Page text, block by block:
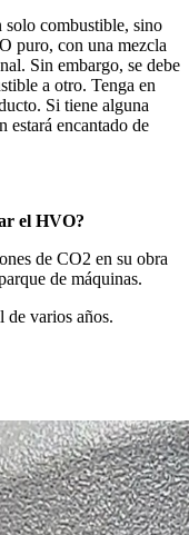
solo combustible, sino
puro, con una mezcla
Sin embargo, se debe
a otro. Tenga en
Si tiene alguna
estará encantado de
el HVO?
de CO2 en su obra
de máquinas.
varios años.